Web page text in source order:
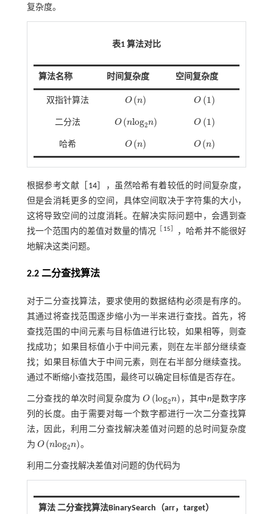
复杂度。
表1 算法对比
算法名称 时间复杂度 空间复杂度
双指针算法 O (n)
On O (1)
O1
二分法 O (nlog2n)
Onlog2n O (1)
O1
哈希 O (n)
On O (n)
On
根据参考文献［ 14］，虽然哈希有着较低的时间复杂度，
但是会消耗更多的空间，具体空间取决于字符集的大小，
这将导致空间的过度消耗。在解决实际问题中，会遇到查
找一个范围内的差值对数量的情况 ［ 15］
，哈希并不能很好
地解决这类问题。
2.2 二分查找算法
对于二分查找算法，要求使用的数据结构必须是有序的。
其通过将查找范围逐步缩小为一半来进行查找。首先，将
查找范围的中间元素与目标值进行比较，如果相等，则查
找成功；如果目标值小于中间元素，则在左半部分继续查
找；如果目标值大于中间元素，则在右半部分继续查找。
通过不断缩小查找范围，最终可以确定目标值是否存在。
二分查找的单次时间复杂度为 O (log2n)
Ol og2n ，其中n是数字序
列的长度。由于需要对每一个数字都进行一次二分查找算
法，因此，利用二分查找解决差值对问题的总时间复杂度
为 O (nlog2n)
Onlog2n 。
利用二分查找解决差值对问题的伪代码为
算法 二分查找算法BinarySearch（arr，target）